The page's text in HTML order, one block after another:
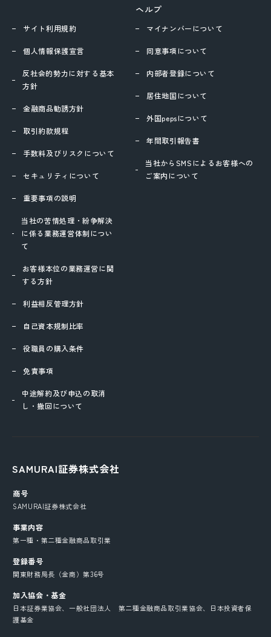
ヘルプ
マイナンバーについて
同意事項について
内部者登録について
居住地国について
外国pepsについて
年間取引報告書
当社からSMSによるお客様への
ご案内について
サイト利用規約
個人情報保護宣言
反社会的勢力に対する基本
方針
金融商品勧誘方針
取引約款規程
手数料及びリスクについて
セキュリティについて
重要事項の説明
当社の苦情処理・紛争解決
に係る業務運営体制につい
て
お客様本位の業務運営に関
する方針
利益相反管理方針
自己資本規制比率
役職員の購入条件
免責事項
中途解約及び申込の取消
し・撤回について
SAMURAI証券株式会社
商号
SAMURAI証券株式会社
事業内容
第一種・第二種金融商品取引業
登録番号
関東財務局長（金商）第36号
加入協会・基金
日本証券業協会、一般社団法人 第二種金融商品取引業協会、日本投資者保
護基金